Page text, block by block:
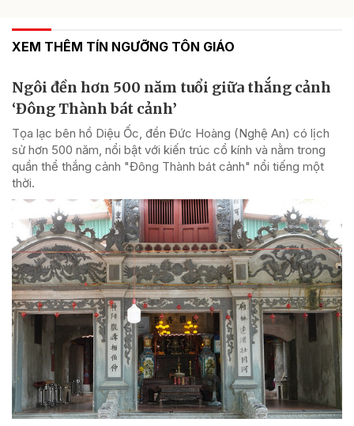
XEM THÊM TÍN NGƯỠNG TÔN GIÁO
Ngôi đền hơn 500 năm tuổi giữa thắng cảnh
‘Đông Thành bát cảnh’
Tọa lạc bên hồ Diệu Ốc, đền Đức Hoàng (Nghệ An) có lịch
sử hơn 500 năm, nổi bật với kiến trúc cổ kính và nằm trong
quần thể thắng cảnh "Đông Thành bát cảnh" nổi tiếng một
thời.